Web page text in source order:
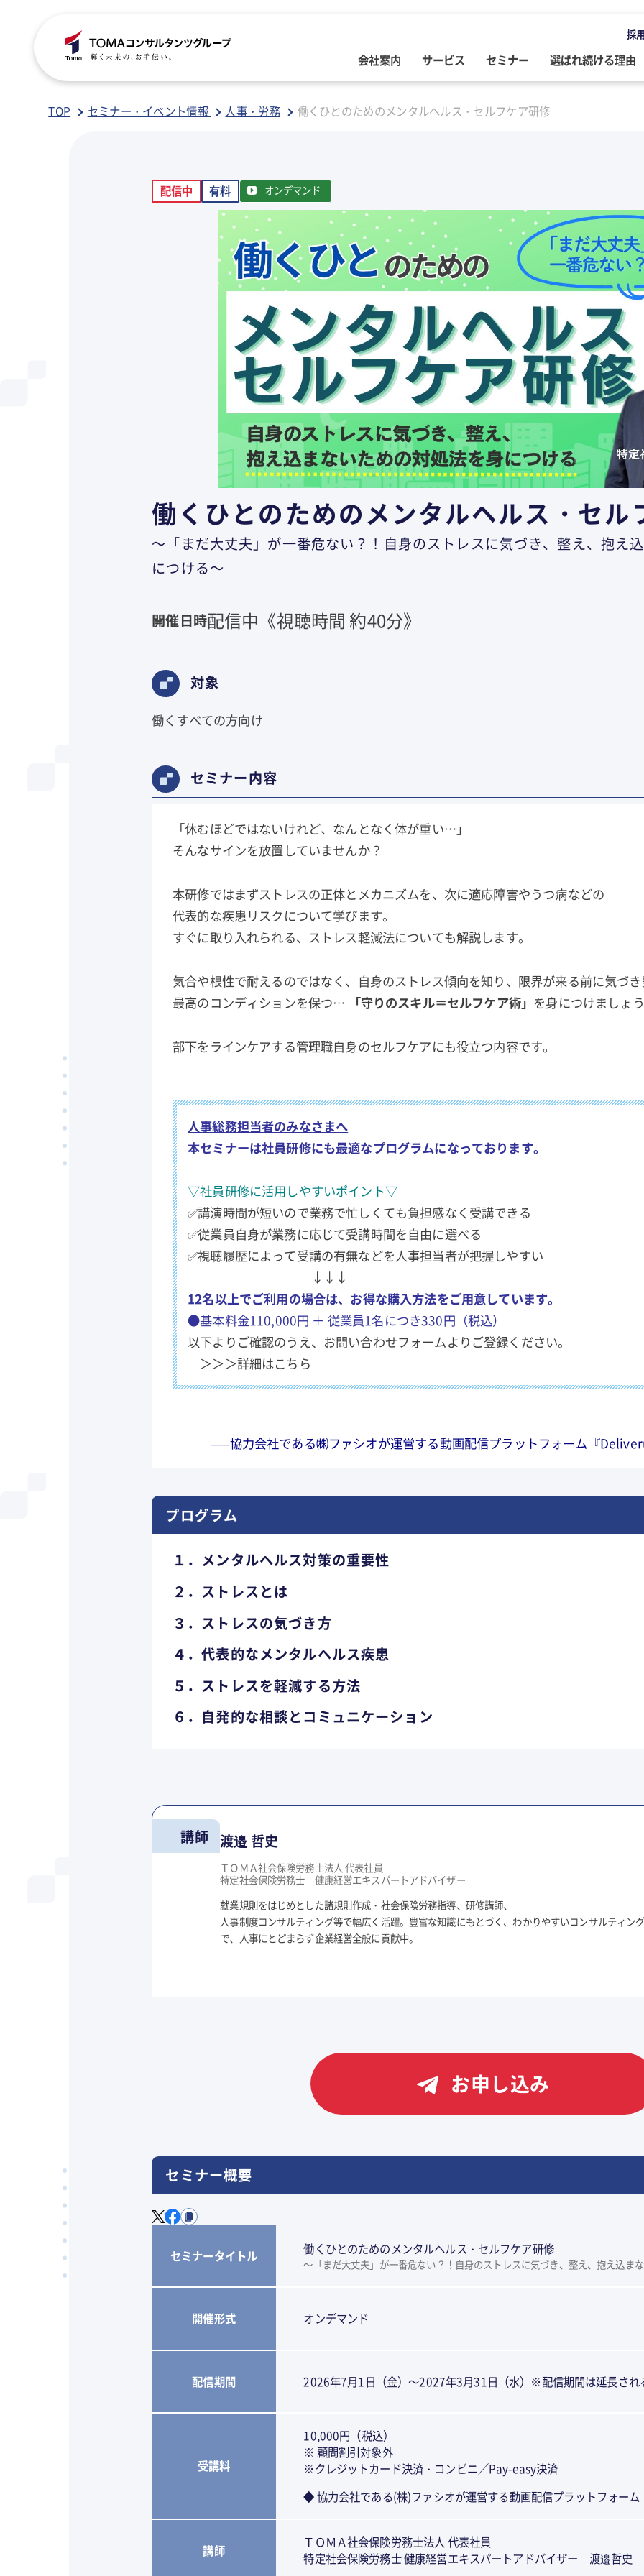
採
会社案内
COMPANY
会社案内
グループ企業
サービス
SERVICE
ご提供サービス
国際税務・海外進出
人事・労務 人材開発・組織開発
アウトソーシング 公益・非営利法人コンサル
相続 不動産コンサルティング
セミナー
SEMINAR
セミナー情報
人事・労務
事業承継・相続 資産活用
医療介護
選ばれ続ける理由
BLOG
専門家によるブログ
行政書士業務ブログ
人事・労務ブログ 人材・組織開発ブログ
病院・医院経営ブログ 公益法人・非営利法人ブログ
相続ブログ
社長のブログ ～100年続く企業を
TOP セミナー・イベント情報 人事・労務 働くひとのためのメンタルヘルス・セルフケア研修
配信中 有料 オンデマンド
働くひとのためのメンタルヘルス・セル
～「まだ大丈夫」が一番危ない？！自身のストレスに気づき、整え、抱え
につける～
開催日時配信中《視聴時間 約40分》
対象
働くすべての方向け
セミナー内容
「休むほどではないけれど、なんとなく体が重い…」
そんなサインを放置していませんか？
本研修ではまずストレスの正体とメカニズムを、次に適応障害やうつ病などの
代表的な疾患リスクについて学びます。
すぐに取り入れられる、ストレス軽減法についても解説します。
気合や根性で耐えるのではなく、自身のストレス傾向を知り、限界が来る前に気づ
最高のコンディションを保つ…
「守りのスキル＝セルフケア術」 を身につけましょ
部下をラインケアする管理職自身のセルフケアにも役立つ内容です。
人事総務担当者のみなさまへ
本セミナーは社員研修にも最適なプログラムになっております。
▽社員研修に活用しやすいポイント▽
✅講演時間が短いので業務で忙しくても負担感なく受講できる
✅従業員自身が業務に応じて受講時間を自由に選べる
✅視聴履歴によって受講の有無などを人事担当者が把握しやすい
↓↓↓
12名以上でご利用の場合は、お得な購入方法をご用意しています。
●基本料金110,000円 ＋ 従業員1名につき330円（税込）
以下よりご確認のうえ、お問い合わせフォームよりご登録ください。
＞＞＞詳細はこちら
—–協力会社である㈱ファシオが運営する動画配信プラットフォーム『
プログラム
１．メンタルヘルス対策の重要性
２．ストレスとは
３．ストレスの気づき方
４．代表的なメンタルヘルス疾患
５．ストレスを軽減する方法
６．自発的な相談とコミュニケーション
講師 渡邉 哲史
ＴＯＭＡ社会保険労務士法人 代表社員
特定社会保険労務士 健康経営エキスパートアドバイザー
就業規則をはじめとした諸規則作成・社会保険労務指導、研修講師、
人事制度コンサルティング等で幅広く活躍。豊富な知識にもとづく、わかりやすいコンサルティン
で、人事にとどまらず企業経営全般に貢献中。
お申し込み
セミナー概要
セミナータイトル 働くひとのためのメンタルヘルス・セルフケア研修
～「まだ大丈夫」が一番危ない？！自身のストレスに気づき、整え、抱え込ま
開催形式 オンデマンド
配信期間 2026年7月1日（金）～2027年3月31日（水）※配信期間は延長され
受講料
10,000円（税込）
※ 顧問割引対象外
※クレジットカード決済・コンビニ／Pay-easy決済
◆ 協力会社である(株)ファシオが運営する動画配信プラットフォーム
講師
ＴＯＭＡ社会保険労務士法人 代表社員
特定社会保険労務士 健康経営エキスパートアドバイザー 渡邉哲史